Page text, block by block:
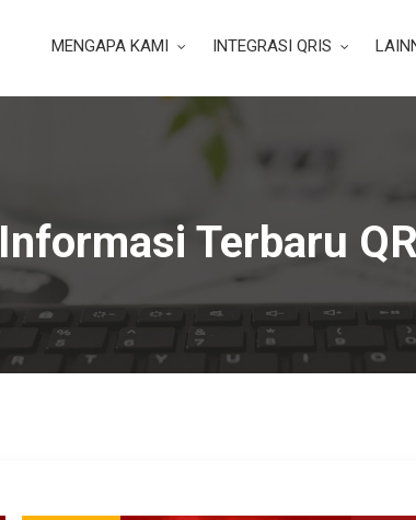
MENGAPA KAMI INTEGRASI QRIS
Informasi Terbaru